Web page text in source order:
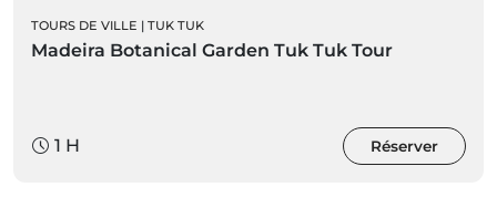
TOURS DE VILLE | TUK TUK
Madeira Botanical Garden Tuk Tuk Tour
1 H Réserver